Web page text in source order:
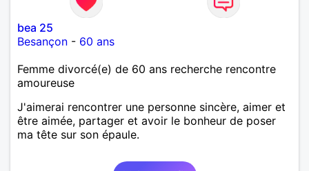
bea 25
Besançon - 60 ans
Femme divorcé(e) de 60 ans recherche rencontre
amoureuse
J'aimerai rencontrer une personne sincère, aimer et
être aimée, partager et avoir le bonheur de poser
ma tête sur son épaule.